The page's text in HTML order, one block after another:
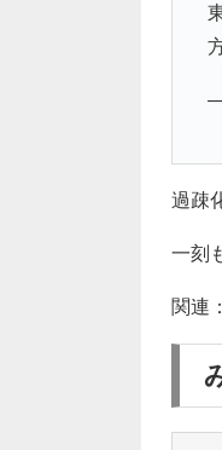
—
過疎
一刻
関連：